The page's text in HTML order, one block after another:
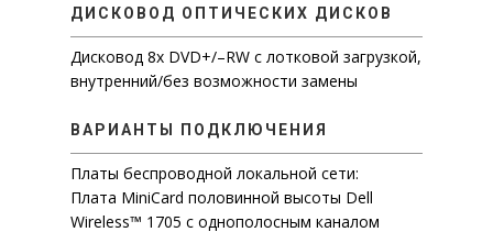
ДИСКОВОД ОПТИЧЕСКИХ ДИСКОВ
Дисковод 8x DVD+/–RW с лотковой загрузкой,
внутренний/без возможности замены
ВАРИАНТЫ ПОДКЛЮЧЕНИЯ
Платы беспроводной локальной сети:
Плата MiniCard половинной высоты Dell
Wireless™ 1705 с однополосным каналом
ПРОМЫШЛЕННАЯ
КОМПЬЮТЕРЫ И СЕРВЕРЫ
НОУТБУКИ
СЕРВЕРЫ
IT-АВТОМАТИЗАЦИЯ